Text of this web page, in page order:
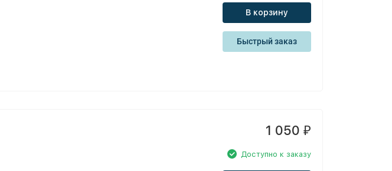
В корзину
Быстрый заказ
1 050 ₽
Доступно к заказу